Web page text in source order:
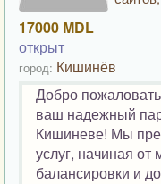
17000 MDL
открыт
город: Кишинёв
Добро
ваш надежный
Кишиневе! Мы
услуг, начиная
балансировки и